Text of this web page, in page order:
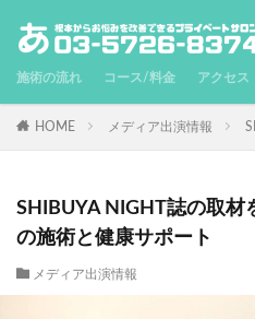
施術の流れ コース/料金 アクセス
HOME メディア出演情報
SHIBUYA NIGHT誌の取材
の施術と健康サポート
メディア出演情報